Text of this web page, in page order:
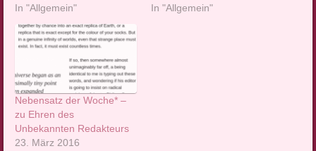
In "Allgemein"
In "Allgemein"
Nebensatz der Woche* –
zu Ehren des
Unbekannten Redakteurs
23. März 2016